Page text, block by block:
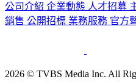
公司介紹 企業動態 人才招募
銷售 公開招標 業務服務 官方
2026 © TVBS Media Inc. All